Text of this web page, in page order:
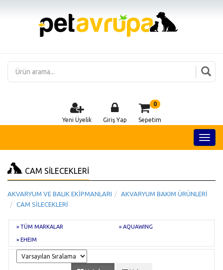
Yeni Üyelik Giriş Yap
0
Sepetim
CAM SİLECEKLERİ
AKVARYUM VE BALIK EKİPMANLARI
AKVARYUM BAKIM ÜRÜNLERİ
CAM SİLECEKLERİ
» TÜM MARKALAR » AQUAWING
» EHEIM